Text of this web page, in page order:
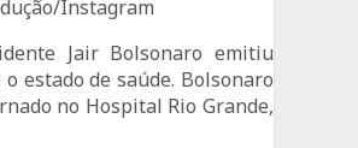
Instagram
Jair Bolsonaro emitiu
estado de saúde. Bolsonaro
no Hospital Rio Grande,